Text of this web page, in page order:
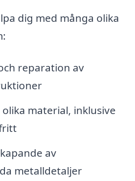
dig med många olika
reparation av
olika material, inklusive
av
metalldetaljer